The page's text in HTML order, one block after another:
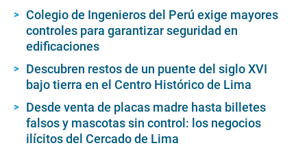
o
n
d
s
Colegio de Ingenieros del Perú exige mayores
controles para garantizar seguridad en
edificaciones
Descubren restos de un puente del siglo XVI
bajo tierra en el Centro Histórico de Lima
Desde venta de placas madre hasta billetes
falsos y mascotas sin control: los negocios
ilícitos del Cercado de Lima